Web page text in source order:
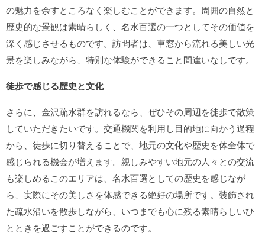
の魅力を余すところなく楽しむことができます。周囲の自然と
歴史的な景観は素晴らしく、名水百選の一つとしてその価値を
深く感じさせるものです。訪問者は、車窓から流れる美しい光
景を楽しみながら、特別な体験ができること間違いなしです。
徒歩で感じる歴史と文化
さらに、金沢疏水群を訪れるなら、ぜひその周辺を徒歩で散策
していただきたいです。交通機関を利用し目的地に向かう過程
から、徒歩に切り替えることで、地元の文化や歴史を体全体で
感じられる機会が増えます。親しみやすい地元の人々との交流
も楽しめるこのエリアは、名水百選としての歴史を感じなが
ら、実際にその美しさを体感できる絶好の場所です。装飾され
た疏水沿いを散歩しながら、いつまでも心に残る素晴らしいひ
とときを過ごすことができるのです。